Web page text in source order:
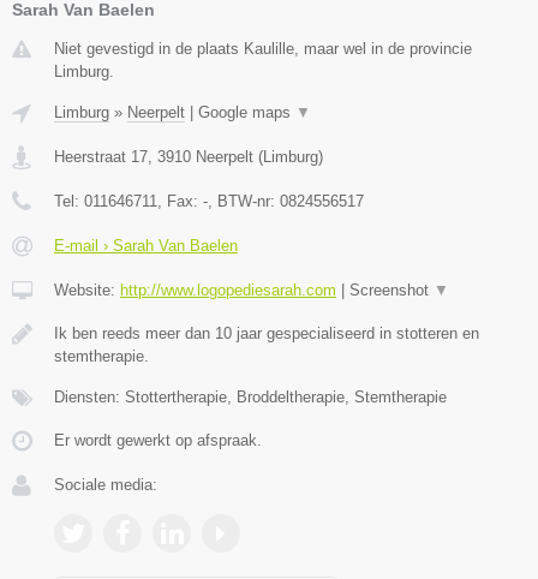
Sarah Van Baelen
Niet gevestigd in de plaats Kaulille, maar wel in de provincie
Limburg.
Limburg » Neerpelt Google maps ▼
Heerstraat 17, 3910 Neerpelt (Limburg)
Tel: 011646711, Fax: -, BTW-nr: 0824556517
E-mail › Sarah Van Baelen
Website: http://www.logopediesarah.com Screenshot ▼
Ik ben reeds meer dan 10 jaar gespecialiseerd in stotteren en
stemtherapie.
Diensten: Stottertherapie, Broddeltherapie, Stemtherapie
Er wordt gewerkt op afspraak.
Sociale media: